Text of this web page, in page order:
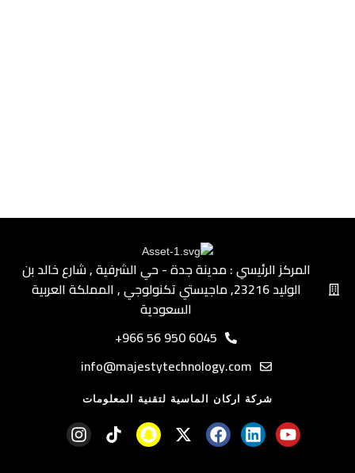
المركز الرئيسي : مدينة جدة - حي الشرفية ٫ شارع خالد بن
الوليد ٫23216 ماجيستي تكنولوجي ٫ المملكة العربية
السعودية
6045 950 56 966+
info@majestytechnology.com
شركة اركان الماسية لتقنية المعلومات